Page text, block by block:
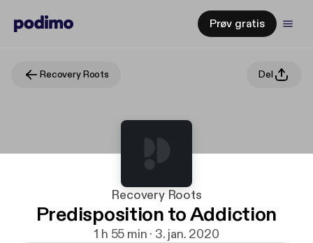
Prøv gratis
Recovery Roots Del
Recovery Roots
Predisposition to Addiction
1 h 55 min · 3. jan. 2020